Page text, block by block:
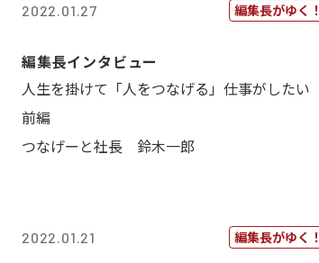
2022.01.27 編集長がゆく！
編集長インタビュー
人生を掛けて「人をつなげる」仕事がしたい
前編
つなげーと社長 鈴木一郎
2022.01.21 編集長がゆく！